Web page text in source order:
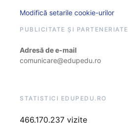
Modifică setarile cookie-urilor
PUBLICITATE ȘI PARTENERIATE
Adresă de e-mail
comunicare@edupedu.ro
STATISTICI EDUPEDU.RO
466.170.237 vizite